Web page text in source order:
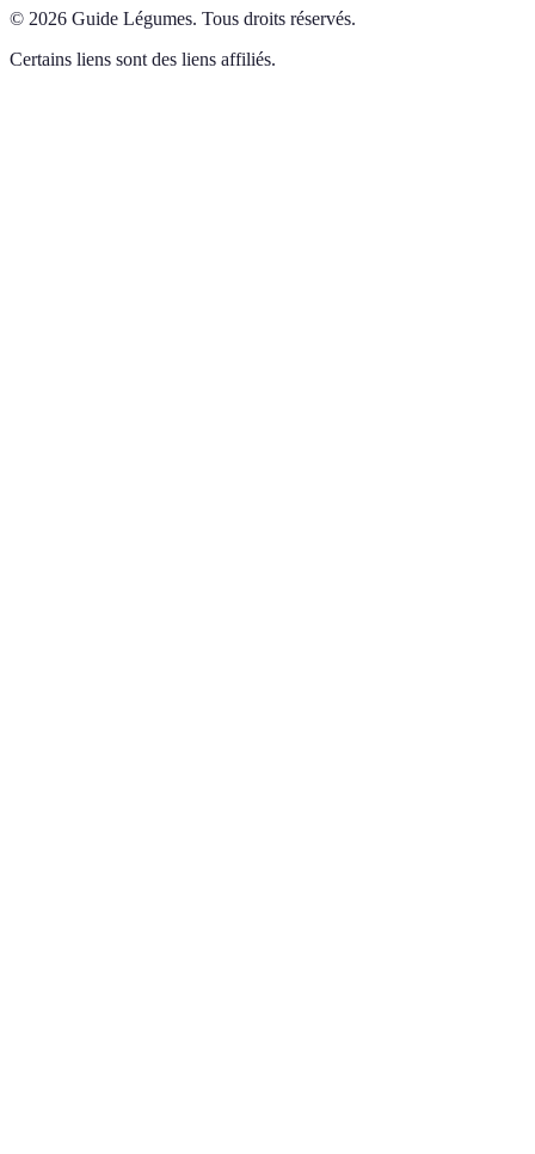
© 2026 Guide Légumes. Tous droits réservés.
Certains liens sont des liens affiliés.